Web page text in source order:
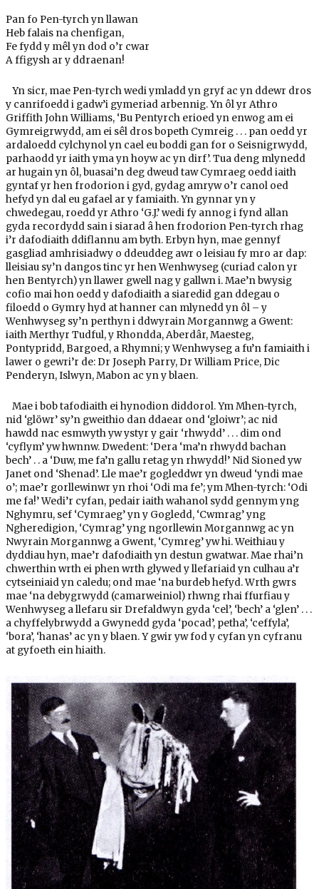
Pan fo Pen-tyrch yn llawan
Heb falais na chenfigan,
Fe fydd y mêl yn dod o’r cwar
A ffigysh ar y ddraenan!
Yn sicr, mae Pen-tyrch wedi ymladd yn gryf ac yn ddewr dros
y canrifoedd i gadw’i gymeriad arbennig. Yn ôl yr Athro
Griffith John Williams, ‘Bu Pentyrch erioed yn enwog am ei
Gymreigrwydd, am ei sêl dros bopeth Cymreig . . . pan oedd yr
ardaloedd cylchynol yn cael eu boddi gan for o Seisnigrwydd,
parhaodd yr iaith yma yn hoyw ac yn dirf’. Tua deng mlynedd
ar hugain yn ôl, buasai’n deg dweud taw Cymraeg oedd iaith
gyntaf yr hen frodorion i gyd, gydag amryw o’r canol oed
hefyd yn dal eu gafael ar y famiaith. Yn gynnar yn y
chwedegau, roedd yr Athro ‘G.J.’ wedi fy annog i fynd allan
gyda recordydd sain i siarad â hen frodorion Pen-tyrch rhag
i’r dafodiaith ddiflannu am byth. Erbyn hyn, mae gennyf
gasgliad amhrisiadwy o ddeuddeg awr o leisiau fy mro ar dap:
lleisiau sy’n dangos tinc yr hen Wenhwyseg (curiad calon yr
hen Bentyrch) yn llawer gwell nag y gallwn i. Mae’n bwysig
cofio mai hon oedd y dafodiaith a siaredid gan ddegau o
filoedd o Gymry hyd at hanner can mlynedd yn ôl – y
Wenhwyseg sy’n perthyn i ddwyrain Morgannwg a Gwent:
iaith Merthyr Tudful, y Rhondda, Aberdâr, Maesteg,
Pontypridd, Bargoed, a Rhymni; y Wenhwyseg a fu’n famiaith i
lawer o gewri’r de: Dr Joseph Parry, Dr William Price, Dic
Penderyn, Islwyn, Mabon ac yn y blaen.
Mae i bob tafodiaith ei hynodion diddorol. Ym Mhen-tyrch,
nid ‘glöwr’ sy’n gweithio dan ddaear ond ‘gloiwr’; ac nid
hawdd nac esmwyth yw ystyr y gair ‘rhwydd’ . . . dim ond
‘cyflym’ yw hwnnw. Dwedent: ‘Dera ‘ma’n rhwydd bachan
bech’ . . a ‘Duw, me fa’n gallu retag yn rhwydd!’ Nid Sioned yw
Janet ond ‘Shenad’. Lle mae’r gogleddwr yn dweud ‘yndi mae
o’; mae’r gorllewinwr yn rhoi ‘Odi ma fe’; ym Mhen-tyrch: ‘Odi
me fa!’ Wedi’r cyfan, pedair iaith wahanol sydd gennym yng
Nghymru, sef ‘Cymraeg’ yn y Gogledd, ‘Cwmrag’ yng
Ngheredigion, ‘Cymrag’ yng ngorllewin Morgannwg ac yn
Nwyrain Morgannwg a Gwent, ‘Cymreg’ yw hi. Weithiau y
dyddiau hyn, mae’r dafodiaith yn destun gwatwar. Mae rhai’n
chwerthin wrth ei phen wrth glywed y llefariaid yn culhau a’r
cytseiniaid yn caledu; ond mae ‘na burdeb hefyd. Wrth gwrs
mae ‘na debygrwydd (camarweiniol) rhwng rhai ffurfiau y
Wenhwyseg a llefaru sir Drefaldwyn gyda ‘cel’, ‘bech’ a ‘glen’ . . .
a chyffelybrwydd a Gwynedd gyda ‘pocad’, petha’, ‘ceffyla’,
‘bora’, ‘hanas’ ac yn y blaen. Y gwir yw fod y cyfan yn cyfranu
at gyfoeth ein hiaith.